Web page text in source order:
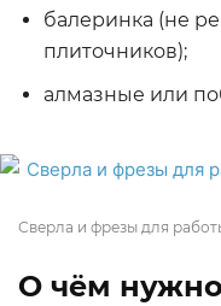
балеринка (не
плиточников);
алмазные или
Сверла и фрезы для
О чём